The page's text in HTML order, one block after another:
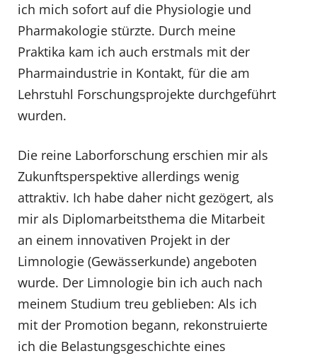
ich mich sofort auf die Physiologie und
Pharmakologie stürzte. Durch meine
Praktika kam ich auch erstmals mit der
Pharmaindustrie in Kontakt, für die am
Lehrstuhl Forschungsprojekte durchgeführt
wurden.
Die reine Laborforschung erschien mir als
Zukunftsperspektive allerdings wenig
attraktiv. Ich habe daher nicht gezögert, als
mir als Diplomarbeitsthema die Mitarbeit
an einem innovativen Projekt in der
Limnologie (Gewässerkunde) angeboten
wurde. Der Limnologie bin ich auch nach
meinem Studium treu geblieben: Als ich
mit der Promotion begann, rekonstruierte
ich die Belastungsgeschichte eines